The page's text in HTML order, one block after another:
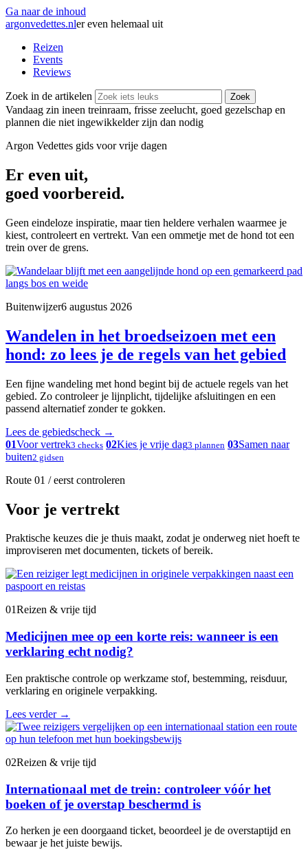
Ga naar de inhoud
argonvedettes.nler even helemaal uit
Reizen
Events
Reviews
Zoek in de artikelen Zoek
Vandaag zin ineen treinraam, frisse zeelucht, goed gezelschap en
plannen die niet ingewikkelder zijn dan nodig
Argon Vedettes gids voor vrije dagen
Er even uit,
goed voorbereid.
Geen eindeloze inspiratie, maar tien heldere verhalen waarmee je
kiest, controleert en vertrekt. Van een ommetje met de hond tot een
trein over de grens.
Buitenwijzer6 augustus 2026
Wandelen in het broedseizoen met een
hond: zo lees je de regels van het gebied
Een fijne wandeling met hond begint bij de actuele regels van het
gebied. Zo controleer je lijnplicht, tijdelijke afsluitingen en een
passend alternatief zonder te gokken.
Lees de gebiedscheck →
01Voor vertrek3 checks 02Kies je vrije dag3 plannen 03Samen naar
buiten2 gidsen
Route 01 / eerst controleren
Voor je vertrekt
Praktische keuzes die je thuis maakt, zodat je onderweg niet hoeft te
improviseren met documenten, tickets of bereik.
01Reizen & vrije tijd
Medicijnen mee op een korte reis: wanneer is een
verklaring echt nodig?
Een praktische controle op werkzame stof, bestemming, reisduur,
verklaring en originele verpakking.
Lees verder →
02Reizen & vrije tijd
Internationaal met de trein: controleer vóór het
boeken of je overstap beschermd is
Zo herken je een doorgaand ticket, beoordeel je de overstaptijd en
bewaar je het juiste bewijs.